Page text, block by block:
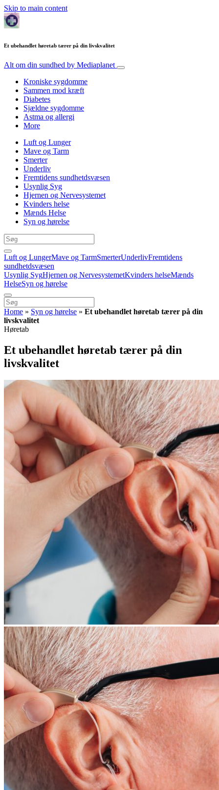
Skip to main content
Et ubehandlet høretab tærer på din livskvalitet
Alt om din sundhed by Mediaplanet
Kroniske sygdomme
Sammen mod kræft
Diabetes
Sjældne sygdomme
Astma og allergi
More
Luft og Lunger
Mave og Tarm
Smerter
Underliv
Fremtidens sundhetdsvæsen
Usynlig Syg
Hjernen og Nervesystemet
Kvinders helse
Mænds Helse
Syn og hørelse
Luft og LungerMave og TarmSmerterUnderlivFremtidens
sundhetdsvæsen
Usynlig SygHjernen og NervesystemetKvinders helseMænds
HelseSyn og hørelse
Home » Syn og hørelse » Et ubehandlet høretab tærer på din
livskvalitet
Høretab
Et ubehandlet høretab tærer på din
livskvalitet